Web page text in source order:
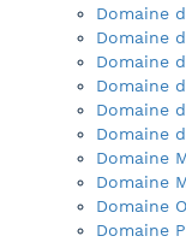
Domaine
Domaine
Domaine
Domaine
Domaine
Domaine
Domaine
Domaine
Domaine
Domaine